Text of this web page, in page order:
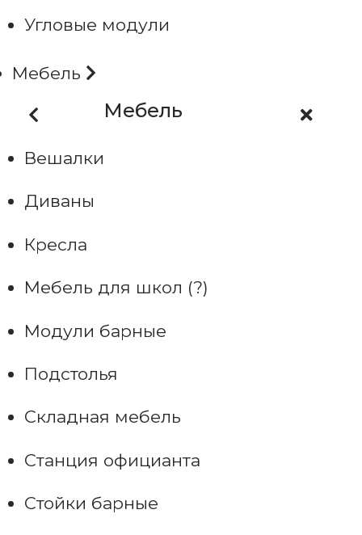
Угловые модули
Мебель
Мебель
Вешалки
Диваны
Кресла
Мебель для школ (?)
Модули барные
Подстолья
Складная мебель
Станция официанта
Стойки барные